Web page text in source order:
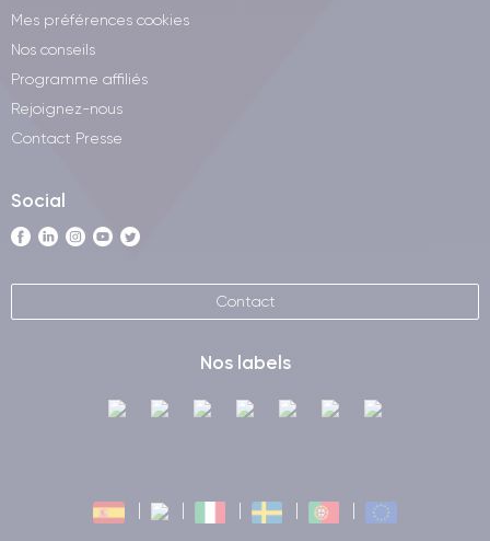
Mes préférences cookies
Nos conseils
Programme affiliés
Rejoignez-nous
Contact Presse
Social
Contact
Nos labels